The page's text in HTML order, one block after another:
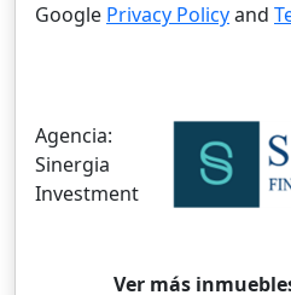
Google Privacy Policyand
Agencia:
Sinergia
Investment
Ver más